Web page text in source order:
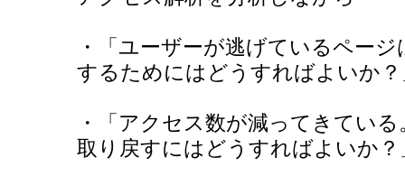
・「ユーザーが逃げているペー
するためにはどうすればよいか？
・「アクセス数が減ってきてい
取り戻すにはどうすればよいか？